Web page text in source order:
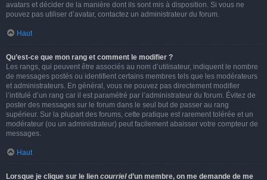
avatars et décider de la manière dont ils sont mis à disposition. Si vous ne
pouvez pas utiliser d’avatar, contactez un administrateur du forum.
Haut
Qu’est-ce que mon rang et comment le modifier ?
Les rangs, qui peuvent être associés au nom d’utilisateur, indiquent le nombre
de messages postés ou identifient certains membres tels que les modérateurs
et administrateurs. En général, vous ne pouvez pas directement modifier
l’intitulé d’un rang car il est paramétré par l’administrateur du forum. Évitez de
poster des messages sur le forum dans le seul but de passer au rang
supérieur. Sur la plupart des forums, cette pratique est rarement tolérée et un
modérateur (ou un administrateur) peut facilement abaisser votre compteur de
messages.
Haut
Lorsque je clique sur le lien courrield’un membre, on me demande de me